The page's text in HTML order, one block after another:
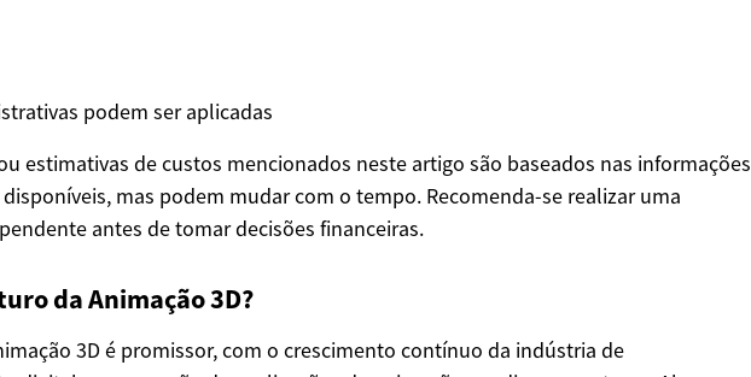
podem ser aplicadas
estimativas de custos mencionados neste artigo são baseados nas informações
mas podem mudar com o tempo. Recomenda-se realizar uma
antes de tomar decisões financeiras.
da Animação 3D?
3D é promissor, com o crescimento contínuo da indústria de